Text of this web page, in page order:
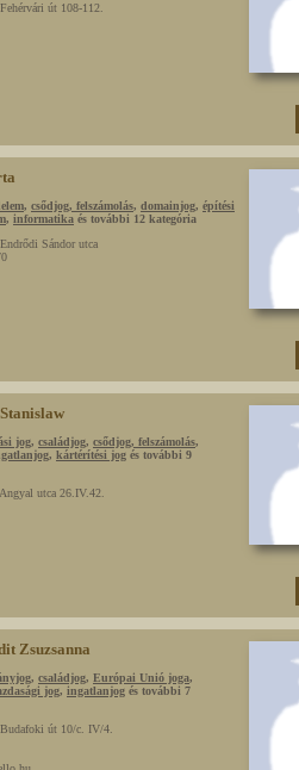
út 108-112.
, csődjog, felszámolás, domainjog, építési
, informatika és további 12 kategória
Sándor utca
jog, családjog, csődjog, felszámolás,
, kártérítési jog és további 9
utca 26.IV.42.
Zsuzsanna
, családjog, Európai Unió joga,
jog, ingatlanjog és további 7
út 10/c. IV/4.